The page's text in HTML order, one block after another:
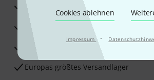
Cookies ablehnen
Impressum ·
Beratung durch Fachexperten
Zufriedenheitsgarantie
Europas größtes Versandlager